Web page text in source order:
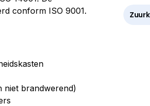
conform ISO 9001.
niet brandwerend)